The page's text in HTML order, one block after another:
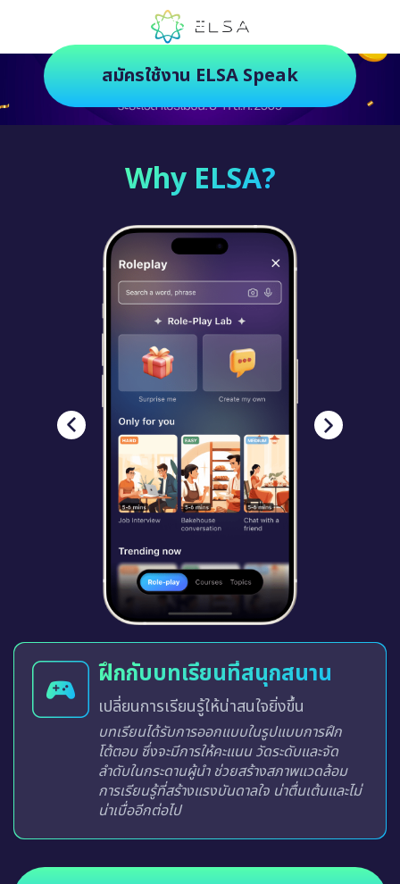
ตัวช่วยฝึกภาษายุคใหม่ ฝึกสนุกยิ่งกว่า
สมัครใช้งาน ELSA Speak
Why ELSA?
ฝึกกับบทเรียนที่สนุกสนาน
เปลี่ยนการเรียนรู้ให้น่าสนใจยิ่งขึ้น
บทเรียนได้รับการออกแบบในรูปแบบการฝึก
โต้ตอบ ซึ่งจะมีการให้คะแนน วัดระดับและจัด
ลำดับในกระดานผู้นำ ช่วยสร้างสภาพแวดล้อม
การเรียนรู้ที่สร้างแรงบันดาลใจ น่าตื่นเต้นและไม่
น่าเบื่ออีกต่อไป